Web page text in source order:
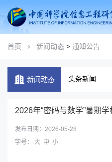
首页 新闻动态 > 通知公告
新闻动态 头条新闻
2026年“密码与数学”暑期
发布日期：2026-05-28
字号：
大 中 小